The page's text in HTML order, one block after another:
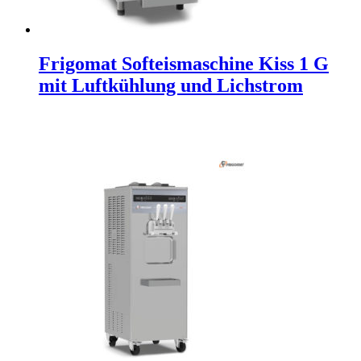
Frigomat Softeismaschine Kiss 1 G
mit Luftkühlung und Lichstrom